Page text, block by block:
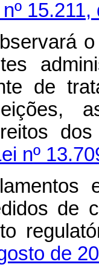
de
nº
de
de